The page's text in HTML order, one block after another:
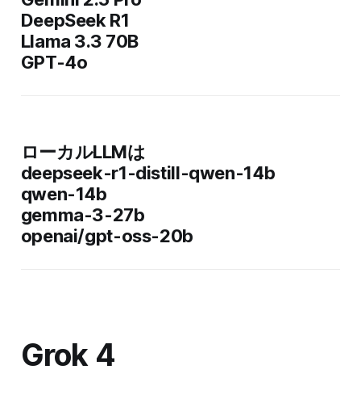
DeepSeek R1
Llama 3.3 70B
GPT-4o
ローカルLLMは
deepseek-r1-distill-qwen-14b
qwen-14b
gemma-3-27b
openai/gpt-oss-20b
Grok 4